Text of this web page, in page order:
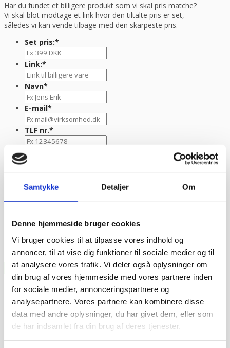
Samtykke Detaljer Om
Denne hjemmeside bruger cookies
Vi bruger cookies til at tilpasse vores indhold og
annoncer, til at vise dig funktioner til sociale medier og til
at analysere vores trafik. Vi deler også oplysninger om
din brug af vores hjemmeside med vores partnere inden
for sociale medier, annonceringspartnere og
analysepartnere. Vores partnere kan kombinere disse
data med andre oplysninger, du har givet dem, eller som
de har indsamlet fra din brug af deres tjenester.
Har du fundet et billigere produkt som vi skal pris matche?
Vi skal blot modtage et link hvor den tiltalte pris er set,
således vi kan vende tilbage med den skarpeste pris.
Set pris:*
Link:*
Navn*
E-mail*
TLF nr.*
Evt. kommentar